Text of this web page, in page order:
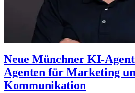
Neue Münchner KI-
Agenten für Marketing
Kommunikation